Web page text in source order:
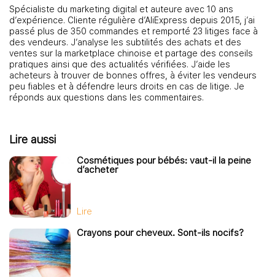
Spécialiste du marketing digital et auteure avec 10 ans
d’expérience. Cliente régulière d’AliExpress depuis 2015, j’ai
passé plus de 350 commandes et remporté 23 litiges face à
des vendeurs. J’analyse les subtilités des achats et des
ventes sur la marketplace chinoise et partage des conseils
pratiques ainsi que des actualités vérifiées. J’aide les
acheteurs à trouver de bonnes offres, à éviter les vendeurs
peu fiables et à défendre leurs droits en cas de litige. Je
réponds aux questions dans les commentaires.
Lire aussi
Cosmétiques pour bébés: vaut-il la peine
d’acheter
Lire
Crayons pour cheveux. Sont-ils nocifs?